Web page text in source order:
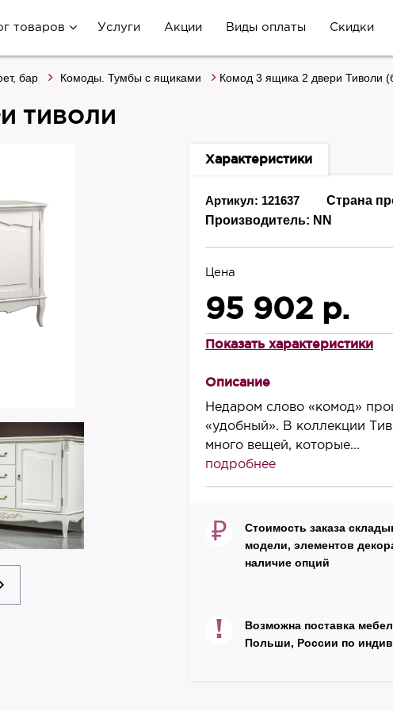
товаров Услуги Акции Виды оплаты Скидки
бар Комоды. Тумбы с ящиками Комод 3 ящика 2 двери Тиволи
ТИВОЛИ
Характеристики
Артикул: 121637 Страна
Производитель: NN
Цена
95 902 р.
Высота, мм
Длина, мм
1570
Глубина, мм
480
массив бука
Материал фасада
патина серебро
Показать характеристики
Описание
Недаром слово «комод»
«удобный». В коллекции
много вещей, которые...
подробнее
₽
Стоимость заказа
модели, элементов
наличие опций
!
Возможна поставка
Польши, России по